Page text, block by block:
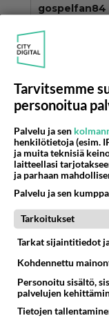
gospelfan84
vain on
osoitteita
Lue lisää
Olisi kivaa,
Äänestä
Dragon from
2001-03-28
Noi sanat
ovat jäljellä
Uskokaa
ulkoa... se on
Äänestä
Tarvitsemme
personoitua
Palvelu ja sen
henkilötietoja (esim.
ja muita teknisiä
laitteellasi
ja parhaan
Palvelu ja sen
Tarkoitukset
Tarkat sijaintitiedot
Kohdennettu
Personoitu sisältö,
palvelujen
Tietojen